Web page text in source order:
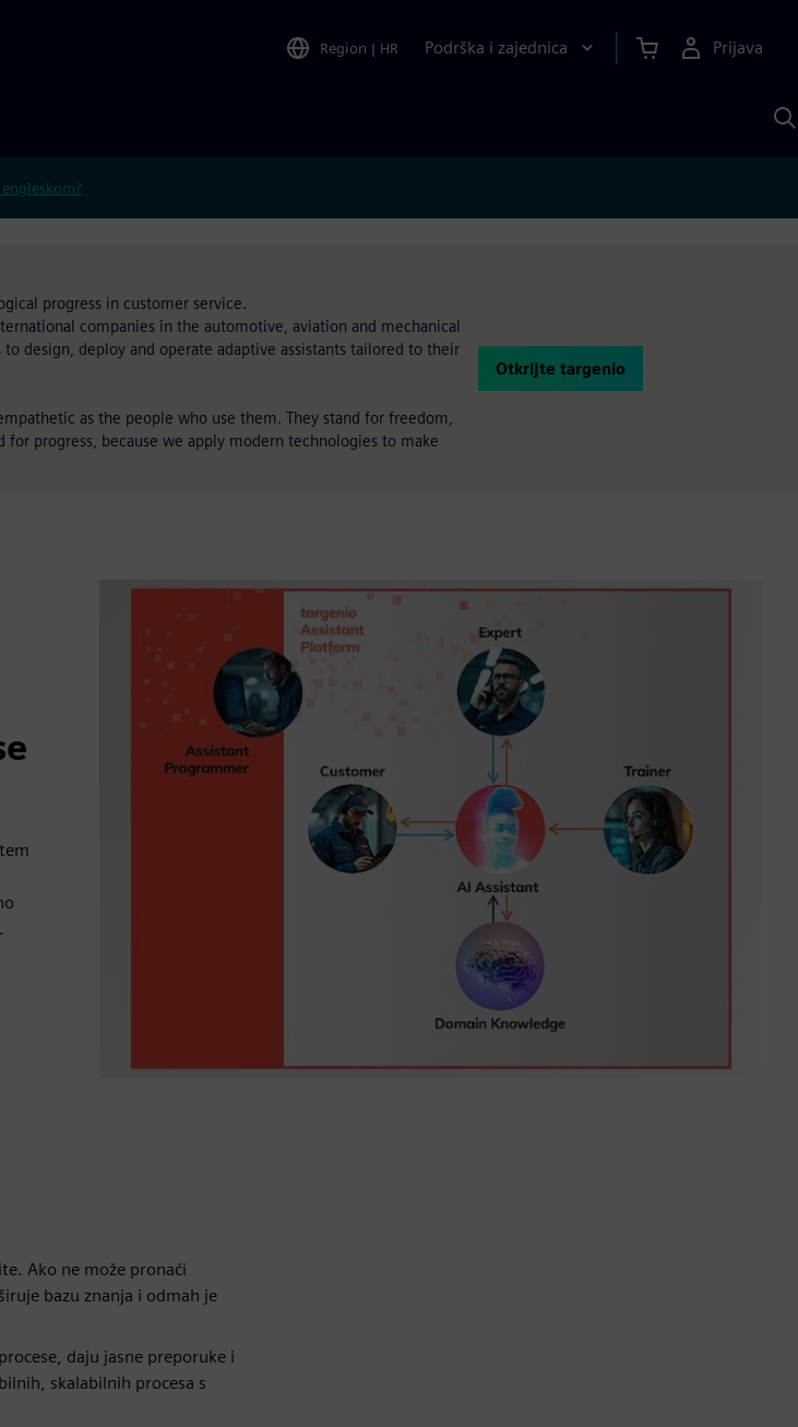
Region | HR Podrška i zajednica Prijava
progress in customer service.
companies in the automotive, aviation and mechanical
design, deploy and operate adaptive assistants tailored to their
as the people who use them. They stand for freedom,
progress, because we apply modern technologies to make
Otkrijte targenio
Ako ne može pronaći
bazu znanja i odmah je
daju jasne preporuke i
skalabilnih procesa s